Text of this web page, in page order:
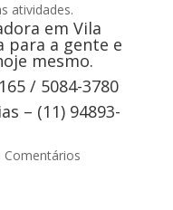
atividades.
em Vila
para a gente e
mesmo.
/ 5084-3780
– (11) 94893-
Comentários